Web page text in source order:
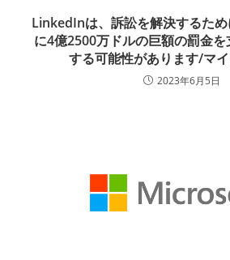
LinkedInは、訴訟を解決するた
に4億2500万ドルの巨額の罰金
する可能性があります/マ
2023年6月5日